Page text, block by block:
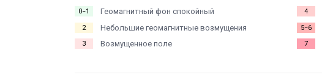
0−1 Геомагнитный фон спокойный
2 Небольшие геомагнитные возмущения
3 Возмущенное поле
4
5−6
7